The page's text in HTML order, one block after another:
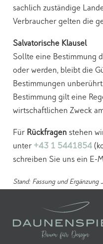
sachlich zuständige
Verbraucher gelten die
Salvatorische Klausel
Sollte eine Bestimmung
oder werden, bleibt die
Bestimmungen
Bestimmung gilt eine
wirtschaftlichen Zweck
Für Rückfragenstehen
unter +43 1 5441854
schreiben Sie uns ein E-
Stand: Fassung und Ergänzung